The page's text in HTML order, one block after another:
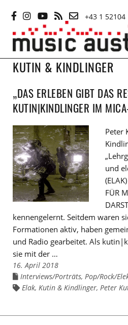
Inhalt
springen
+43 1 52104
KUTIN & KINDLINGER
„DAS ERLEBEN GIBT DAS
KUTIN|KINDLINGER IM
Peter
und
FÜR
kennengelernt. Seitdem waren
Formationen aktiv, haben
und Radio gearbeitet. Als
sie mit der …
16. April 2018
Links
den
Interviews/Porträts, Pop/Rock/
Links
Elak, Kutin & Kindlinger, Peter